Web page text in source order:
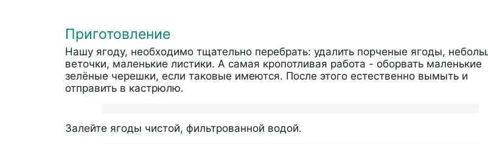
Приготовление
Нашу ягоду, необходимо тщательно перебрать: удалить порченые ягоды,
веточки, маленькие листики. А самая кропотливая работа - оборвать маленькие
зелёные черешки, если таковые имеются. После этого естественно вымыть и
отправить в кастрюлю.
Залейте ягоды чистой, фильтрованной водой.